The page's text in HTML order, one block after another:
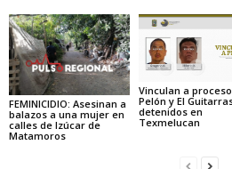
FEMINICIDIO: Asesinan a
balazos a una mujer en
calles de Izúcar de
Matamoros
Vinculan a proceso
Pelón y El
detenidos en
Texmelucan